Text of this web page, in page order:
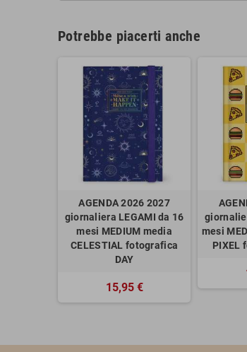
Potrebbe piacerti anche
AGENDA 2026 2027
giornaliera LEGAMI da 16
mesi MEDIUM media
CELESTIAL fotografica
DAY
15,95 €
mesi
PIXEL